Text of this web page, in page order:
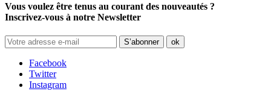
Vous voulez être tenus au courant des nouveautés ?
Inscrivez-vous à notre Newsletter
Facebook
Twitter
Instagram